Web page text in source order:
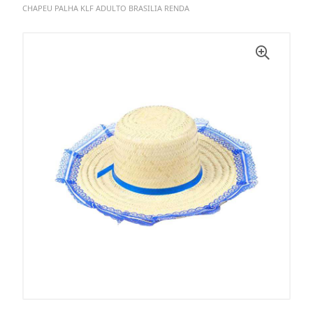
CHAPEU PALHA KLF ADULTO BRASILIA RENDA